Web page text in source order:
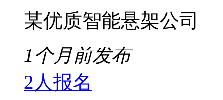
某优质智能悬架公司
1个月前发布
2人报名